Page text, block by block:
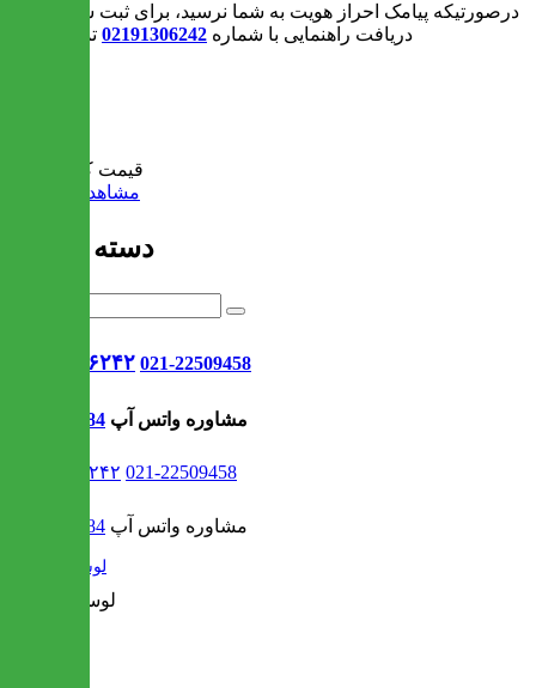
درصورتیکه پیامک احراز هویت به شما نرسید، برای ثبت سفارش و یا
دریافت راهنمایی با شماره 02191306242 تماس بگیرید
قیمت کل:
مشاهده سبد خرید
دسته بندی ها
021-۹۱۳۰۶۲۴۲ 021-22509458
09302308484 مشاوره واتس آپ
021-۹۱۳۰۶۲۴۲ 021-22509458
09302308484 مشاوره واتس آپ
لوستر